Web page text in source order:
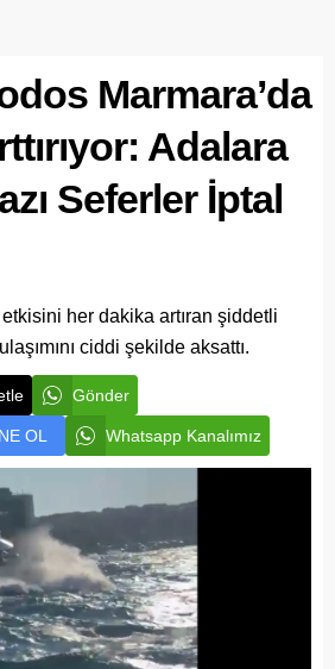
Marmara’da
Adalara
Seferler İptal
her dakika artıran şiddetli
ciddi şekilde aksattı.
Gönder
OL Whatsapp Kanalımız